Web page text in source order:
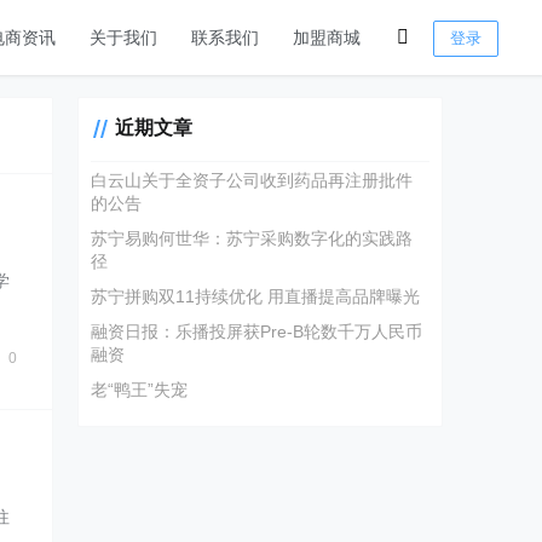
商资讯 关于我们 联系我们 加盟商城 登录
0
近期文章
白云山关于全资子公司收到药品再注册批件
的公告
苏宁易购何世华：苏宁采购数字化的实践路
径
苏宁拼购双11持续优化 用直播提高品牌曝光
融资日报：乐播投屏获Pre-B轮数千万人民币
融资
老“鸭王”失宠